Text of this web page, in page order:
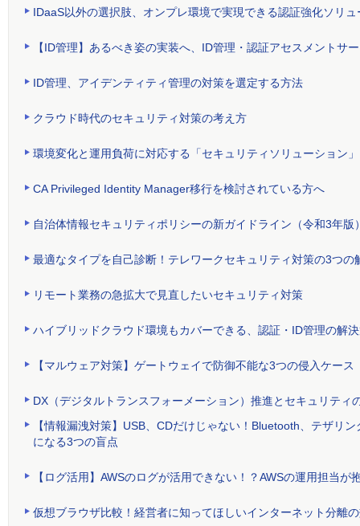
IDaaS以外の選択肢、オンプレ環境で実現できる認証強化ソリュ
【ID管理】あるべき姿の実装へ、ID管理・認証アセスメントサ
ID管理、アイデンティティ管理の対策を選定する方法
クラウド時代のセキュリティ対策の考え方
環境変化と運用負荷に対応する「セキュリティソリューション」
CA Privileged Identity Manager移行を検討されている方へ
自治体情報セキュリティポリシーの新ガイドライン（令和3年版
最適なタイプを自己診断！テレワークセキュリティ対策の3つの
リモート業務の急拡大で見直したいセキュリティ対策
ハイブリッドクラウド環境もカバーできる、認証・ID管理の解
【マルウェア対策】ゲートウェイで防御不能な3つの侵入ケース
DX（デジタルトランスフォーメーション）推進とセキュリティ
【情報漏洩対策】USB、CDだけじゃない！Bluetooth、テザリ
になる3つの盲点
【ログ活用】AWSのログが活用できない！？AWSの運用担当が
仮想ブラウザ比較！経営者に知ってほしいインターネット分離